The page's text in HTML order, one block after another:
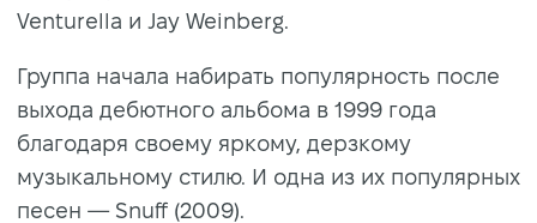
Venturella и Jay Weinberg.
Группа начала набирать популярность после
выхода дебютного альбома в 1999 года
благодаря своему яркому, дерзкому
музыкальному стилю. И одна из их популярных
песен — Snuff (2009).